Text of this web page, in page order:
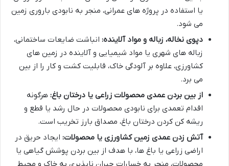
یا استفاده در پروژه های عمرانی، منجر به نابودی باروری زمین
می شود.
دپوی نخاله، زباله و مواد آلاینده: انباشت ضایعات ساختمانی،
زباله های شهری یا مواد شیمیایی و آلاینده در زمین های
کشاورزی، علاوه بر آلودگی خاک، قابلیت کشت و کار را از بین
می برد.
از بین بردن عمدی محصولات زراعی یا درختان باغ: هرگونه
اقدام تعمدی برای نابودی محصولات در حال رشد یا قطع و
ریشه کن کردن درختان باغ، مصداق بارز تخریب است.
آتش زدن عمدی زمین کشاورزی یا محصولات: ایجاد حریق در
اراضی زراعی یا باغ ها، با هدف از بین بردن پوشش گیاهی یا
محصولات، منجر به خسارات جبران ناپذیری به خاک و محیط